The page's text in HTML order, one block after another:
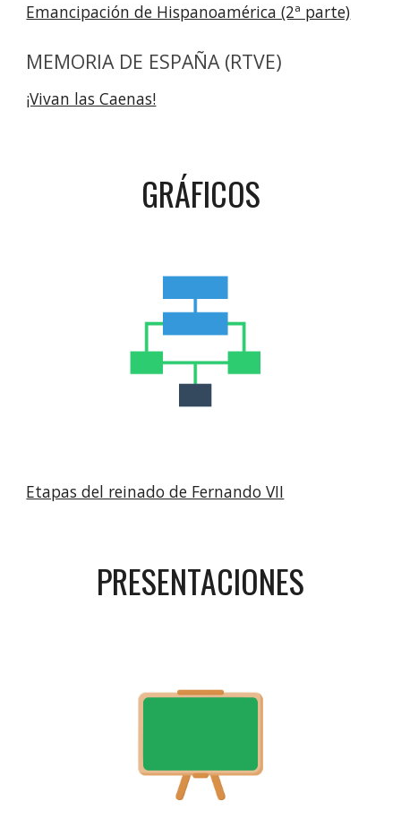
Emancipación de Hispanoamérica (2ª parte)
MEMORIA DE ESPAÑA (RTVE)
¡Vivan las Caenas!
GRÁFICOS
Etapas del reinado de Fernando VII
PRESENTACIONES